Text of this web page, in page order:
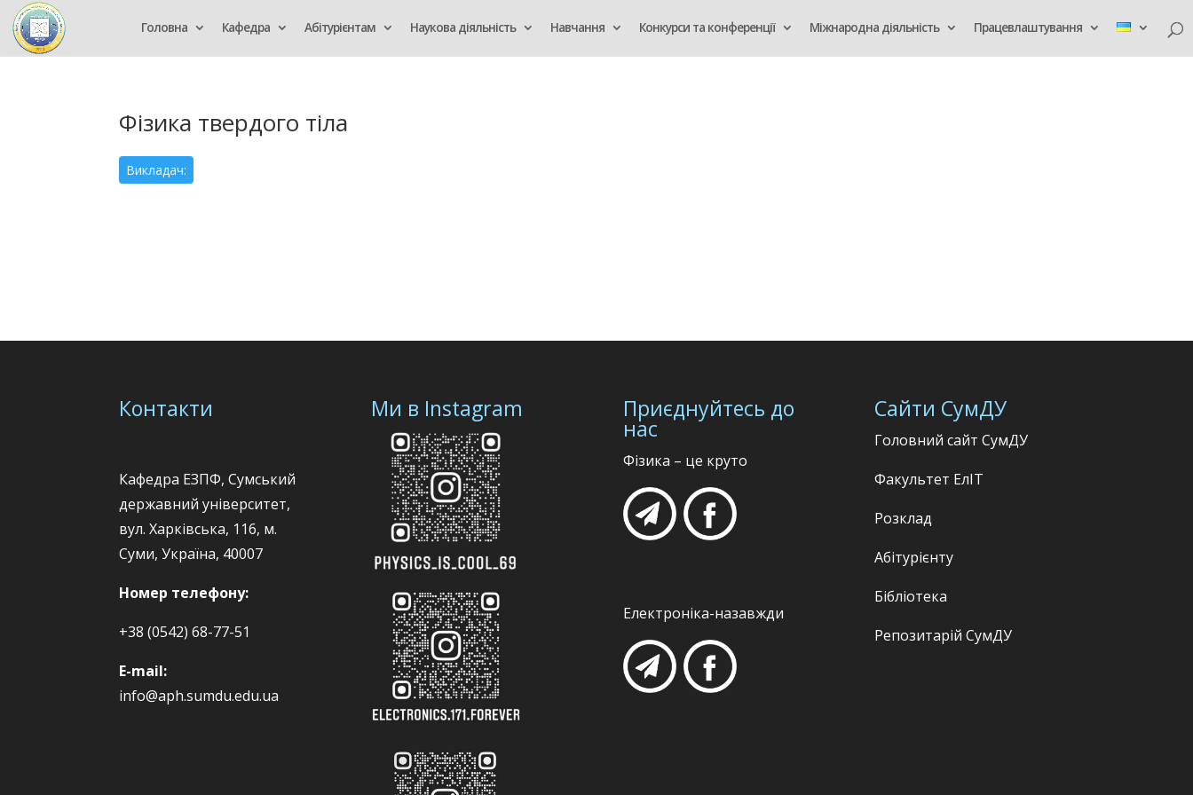
Головна Кафедра Абітурієнтам Наукова діяльність Навчання Конкурси та конференції Міжнародна діяльність Працевлаштування
Фізика твердого тіла
Викладач:
Контакти
Кафедра ЕЗПФ, Сумський
державний університет,
вул. Харківська, 116, м.
Суми, Україна, 40007
Номер телефону:
+38 (0542) 68-77-51
E-mail:
info@aph.sumdu.edu.ua
Ми в Instagram Приєднуйтесь до
нас
Фізика – це круто
Електроніка-назавжди
Сайти СумДУ
Головний сайт СумДУ
Факультет ЕлІТ
Розклад
Абітурієнту
Бібліотека
Репозитарій СумДУ